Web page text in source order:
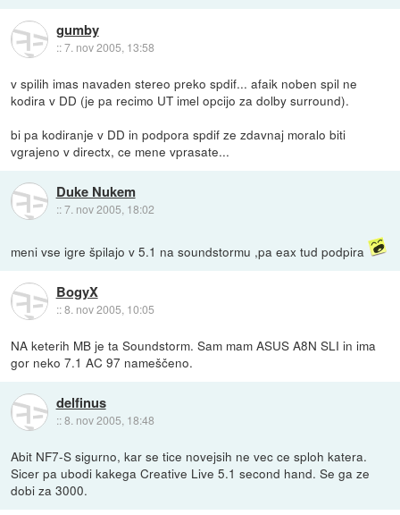
gumby
::7. nov 2005, 13:58
v spilih imas navaden stereo preko spdif... afaik noben spil ne
kodira v DD (je pa recimo UT imel opcijo za dolby surround).
bi pa kodiranje v DD in podpora spdif ze zdavnaj moralo biti
vgrajeno v directx, ce mene vprasate...
Duke Nukem
::7. nov 2005, 18:02
meni vse igre špilajo v 5.1 na soundstormu ,pa eax tud podpira
BogyX
::8. nov 2005, 10:05
NA keterih MB je ta Soundstorm. Sam mam ASUS A8N SLI in ima
gor neko 7.1 AC 97 nameščeno.
delfinus
::8. nov 2005, 18:48
Abit NF7-S sigurno, kar se tice novejsih ne vec ce sploh katera.
Sicer pa ubodi kakega Creative Live 5.1 second hand. Se ga ze
dobi za 3000.